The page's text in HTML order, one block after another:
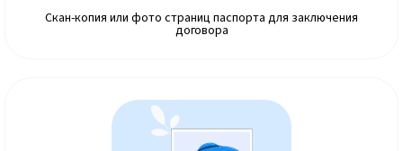
Скан-копия или фото страниц паспорта для заключения
договора